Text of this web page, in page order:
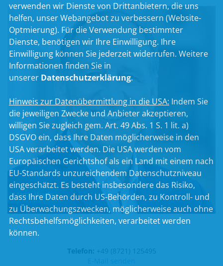
Martin Wagle
Telefon: +49 (8721) 125495
E-Mail senden
verwenden wir Dienste von Drittanbietern, die uns
helfen, unser Webangebot zu verbessern (Website-
Optmierung). Für die Verwendung bestimmter
Dienste, benötigen wir Ihre Einwilligung. Ihre
Einwilligung können Sie jederzeit widerrufen. Weitere
Informationen finden Sie in
unserer Datenschutzerklärung.
Hinweis zur Datenübermittlung in die USA: Indem Sie
die jeweiligen Zwecke und Anbieter akzeptieren,
willigen Sie zugleich gem. Art. 49 Abs. 1 S. 1 lit. a)
DSGVO ein, dass Ihre Daten möglicherweise in den
USA verarbeitet werden. Die USA werden vom
Europäischen Gerichtshof als ein Land mit einem nach
EU-Standards unzureichendem Datenschutzniveau
eingeschätzt. Es besteht insbesondere das Risiko,
dass Ihre Daten durch US-Behörden, zu Kontroll- und
zu Überwachungszwecken, möglicherweise auch ohne
Rechtsbehelfsmöglichkeiten, verarbeitet werden
können.